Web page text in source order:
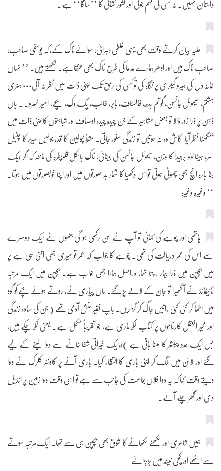
داستان نہیں۔ نہ کسی کی مہم جوئی اور کشور کشائی کا ’’ساگا‘‘ ہے۔
حلیہ بیان کرتے وقت بھی یہی غلطی دہرائی، سوائے ناک کے، کہ یوسفی صاحب،
صاحبِ ناک ہیں اور اِدھر ہمارے مدعا کی طرح ناک بھی عنقا ہے۔ لکھتے ہیں۔ ’’ نہاں
خانہ دل کی ہیرو گیلری پر نگاہ کی تو کسی کی رمق تک اپنی ذات میں نظر نہ آئی۰۰۰ ہنری
ہشتم، سیموئل جانسن، گوتم بدھ، فالسٹاف، بابر، غالب، پک وک، بچے، امیر خسرو۔ ۔ ہاں
ذہن پر ذرا زور ڈالا تو بعض مشاہیر کے جن چیدہ چیدہ اوصاف اور شباہتوں کا اپنی ذات میں
جمگھٹا نظر آیا، کاش وہ نہ ہوتیں تو زندگی سنور جاتی۔ مثلاً نپولین کا قد، جولیس سیزر کا چٹیل
سر، جینا لولو برجیدا کا وزن، سیموئل جانسن کی بینائی، ناک بالکل قلوپطرہ کی مانند کہ اگر ۱یک
بٹا بارہ انچ بھی چھوٹی ہوتی تو اس دکھیا کا شمار بد صورتوں میں اور اپنا خوبصورتوں میں ہوتا۔
‘‘ وغیرہ وغیرہ
ہاتھی اور چوہے کی کہانی تو آپ نے سن رکھی ہو گی جنھوں نے ایک دوسرے
سے اس کی عمر دریافت کی تھی۔ چوہے کا جواب کہ عمر تو میری بھی اتنی ہی ہے پر
میں بچپن میں ذرا بیمار رہتا تھا، دراصل ہمارا بھی جواب ہے۔ بچپن میں ایک مرتبہ
ٹائیفائڈ نے آ گھیرا تو جان کے لالے پڑ گئے۔ ماں پیاری نے، روتے ہوئے بچے کو گود
میں اٹھا کر کئی کئی راتیں جاگ کر گزاریں۔ باپ فقیر منش آدمی تھے ( جن کی سادہ زندگی
اور محیر العقل کارناموں پر کتاب لکھ ماری ہے، جو تقریباً مکمل ہے۔ یعنی لکھ چکے ہیں،
بس ایک عدد پبلشر کا ملنا باقی ہے )۱،ایک خیراتی شفا خانے سے دوا لینے کے لیے
گئے اور لائن میں لگ کر اپنی باری کا انتظار کیا۔ باری آنے پر کاونٹر کلرک نے دوا
دیتے وقت کہا کہ یہ دوا فلاں جماعت کی جانب سے ہے تو اسی وقت دوا زمین پر انڈیل
دی اور گھر چلے آئے۔
ہمیں شاعری اور لکھنے لکھانے کا شوق بھی بچپن ہی سے تھا۔ ایک مرتبہ سوتے
سے اٹھے اور کچی نیند میں بڑبڑائے